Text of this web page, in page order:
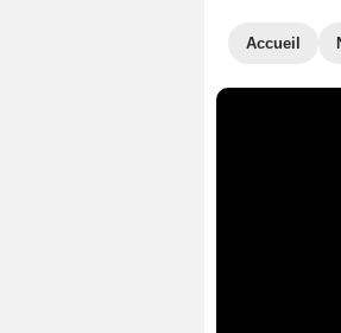
Accueil